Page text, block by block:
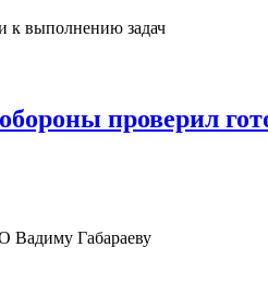
проверил